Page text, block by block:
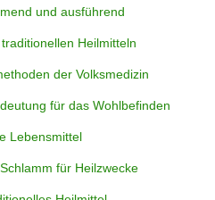
und ausführend
Heilmitteln
der Volksmedizin
für das Wohlbefinden
Lebensmittel
für Heilzwecke